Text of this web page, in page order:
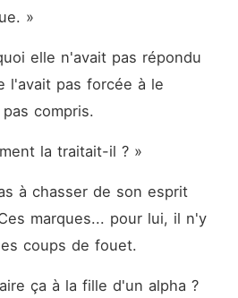
»
elle n'avait pas répondu
l'avait pas forcée à le
compris.
la traitait-il ? »
à chasser de son esprit
marques... pour lui, il n'y
coups de fouet.
ça à la fille d'un alpha ?